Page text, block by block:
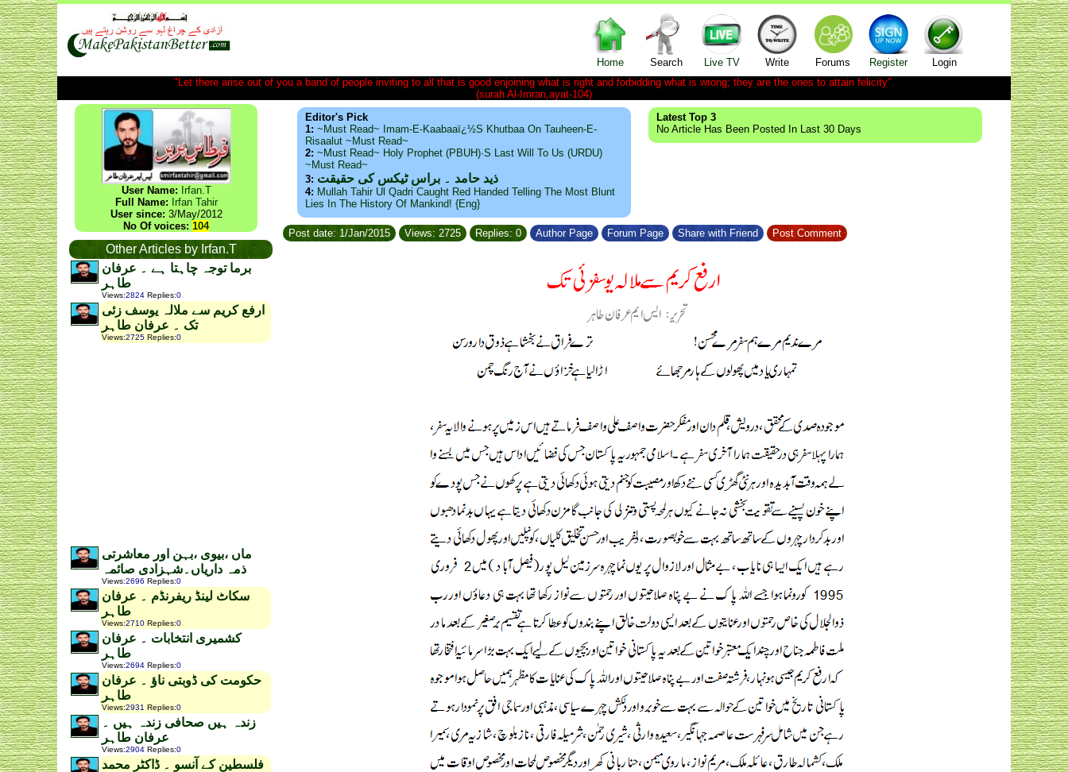
Home Search Live TV Write Forums Register
Login
"Let there arise out of you a band of people inviting to all that is good enjoining what is right and forbidding what is wrong; they are the ones to attain felicity".
(surah Al-Imran,ayat-104)
User Name: Irfan.T
Full Name: Irfan Tahir
User since: 3/May/2012
No Of voices: 104
Other Articles by Irfan.T
برما توجہ چاہتا ہے ۔ عرفان
طاہر
Views:2824 Replies:0
ارفع کریم سے ملالہ یوسف زئی
تک ۔ عرفان طاہر
Views:2725 Replies:0
ماں ،بیوی ،بہن اور معاشرتی
ذمہ داریاں۔شہزادی صائمہ
Views:2696 Replies:0
سکاٹ لینڈ ریفرنڈم ۔ عرفان
طاہر
Views:2710 Replies:0
کشمیری انتخابات ۔ عرفان
طاہر
Views:2694 Replies:0
حکومت کی ڈوبتی ناؤ ۔ عرفان
طاہر
Views:2931 Replies:0
زندہ ہیں صحافی زندہ ہیں ۔
عرفان طاہر
Views:2904 Replies:0
فلسطین کے آنسو ۔ ڈاکٹر محمد
Editor's Pick
1: ~Must Read~ Imam-E-Kaabaaï¿½s Khutbaa On Tauheen-E-
Risaalut ~Must Read~
2: ~Must Read~ Holy Prophet (PBUH)·s Last Will To Us (URDU)
~Must Read~
3: ذید حامد ۔ براس ٹیکس کی حقیقت
4: Mullah Tahir Ul Qadri Caught Red Handed Telling The Most Blunt
Lies In The History Of Mankind! {Eng}
Latest Top 3
No Article Has Been Posted In Last 30 Days
Post date: 1/Jan/2015 Views: 2725 Replies: 0 Author Page Forum Page Share with Friend Post Comment